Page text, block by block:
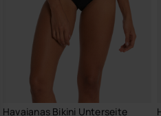
Havaianas Bikini Unterseite